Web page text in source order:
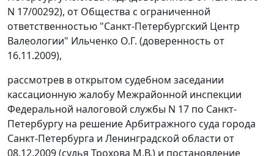
N 17/00292), от Общества с ограниченной
ответственностью "Санкт-Петербургский Центр
Валеологии" Ильченко О.Г. (доверенность от
16.11.2009),
рассмотрев в открытом судебном заседании
кассационную жалобу Межрайонной инспекции
Федеральной налоговой службы N 17 по Санкт-
Петербургу на решение Арбитражного суда города
Санкт-Петербурга и Ленинградской области от
08.12.2009 (судья Трохова М.В.) и постановление